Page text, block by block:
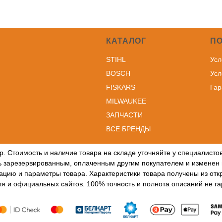
КАТАЛОГ
STIHL
BOSCH
FISKARS
MILWAUKEE
ЗАПЧАСТИ
ВСЕ БРЕНДЫ
Стоимость и наличие товара на складе уточняйте у
зарезервированным, оплаченным другим покупателем и
и параметры товара. Характеристики товара получены из
и официальных сайтов. 100% точность и полнота описаний не